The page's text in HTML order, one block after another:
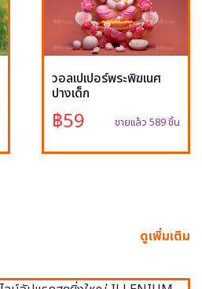
วอลเปเปอร์พระพิฆเนศ
ปางเด็ก
฿59 ขายแล้ว 589 ชิ้น
ดูเพิ่มเติม